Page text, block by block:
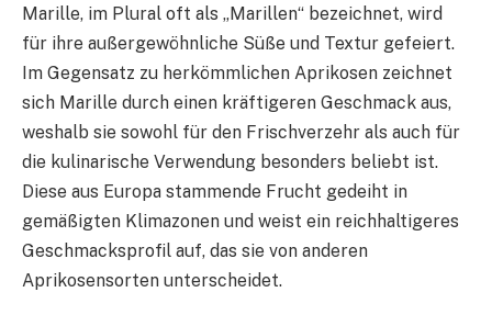
Marille, im Plural oft als „Marillen“ bezeichnet, wird
für ihre außergewöhnliche Süße und Textur gefeiert.
Im Gegensatz zu herkömmlichen Aprikosen zeichnet
sich Marille durch einen kräftigeren Geschmack aus,
weshalb sie sowohl für den Frischverzehr als auch für
die kulinarische Verwendung besonders beliebt ist.
Diese aus Europa stammende Frucht gedeiht in
gemäßigten Klimazonen und weist ein reichhaltigeres
Geschmacksprofil auf, das sie von anderen
Aprikosensorten unterscheidet.